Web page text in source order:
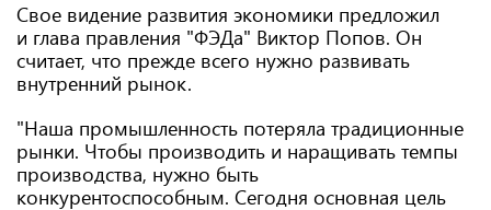
Свое видение развития экономики предложил
и глава правления "ФЭДа" Виктор Попов. Он
считает, что прежде всего нужно развивать
внутренний рынок.
"Наша промышленность потеряла традиционные
рынки. Чтобы производить и наращивать темпы
производства, нужно быть
конкурентоспособным. Сегодня основная цель